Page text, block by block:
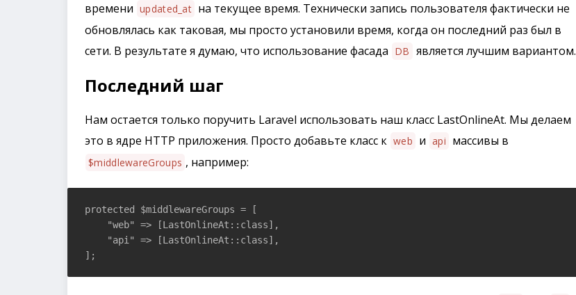
времени updated_at на текущее время. Технически запись пользователя фактически не
обновлялась как таковая, мы просто установили время, когда он последний раз был в
сети. В результате я думаю, что использование фасада DB является лучшим вариантом.
Последний шаг
Нам остается только поручить Laravel использовать наш класс LastOnlineAt. Мы делаем
это в ядре HTTP приложения. Просто добавьте класс к web и api массивы в
$middlewareGroups , например:
protected $middlewareGroups = [
    "web" => [LastOnlineAt::class],
    "api" => [LastOnlineAt::class],
];